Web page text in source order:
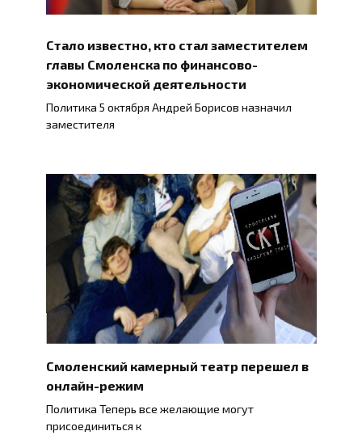
Стало известно, кто стал заместителем
главы Смоленска по финансово-
экономической деятельности
Политика 5 октября Андрей Борисов назначил
заместителя
Смоленский камерный театр перешел в
онлайн-режим
Политика Теперь все желающие могут
присоединиться к